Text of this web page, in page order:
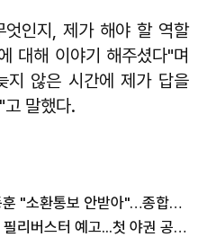
인지, 제가 해야 할 역할
대해 이야기 해주셨다"며
지 않은 시간에 제가 답을
말했다.
'계엄 당정대 회의 참석' 한동훈 "소환통보 안받아"…종합특검 "의원실 수령했다"
한동훈, '보완수사권 폐지'에 필리버스터 예고...첫 야권 공조 가능성